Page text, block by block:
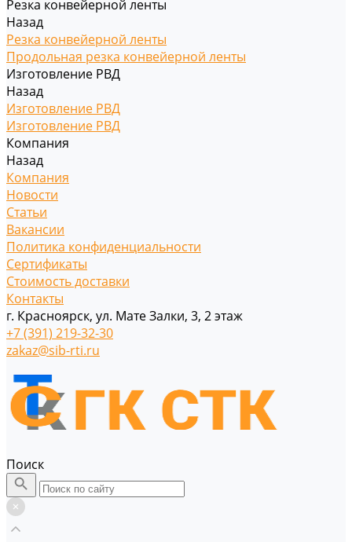
Резка конвейерной ленты
Назад
Резка конвейерной ленты
Продольная резка конвейерной ленты
Изготовление РВД
Назад
Изготовление РВД
Изготовление РВД
Компания
Назад
Компания
Новости
Статьи
Вакансии
Политика конфиденциальности
Сертификаты
Стоимость доставки
Контакты
г. Красноярск, ул. Мате Залки, 3, 2 этаж
+7 (391) 219-32-30
zakaz@sib-rti.ru
Поиск